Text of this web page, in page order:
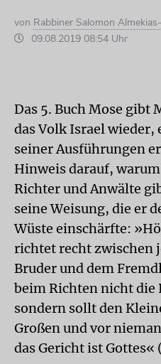
von Rabbiner Salomon
09.08.2019 08:54 Uhr
Das 5. Buch Mose gibt
das Volk Israel wieder,
seiner Ausführungen
Hinweis darauf,
Richter und Anwälte
seine Weisung, die er
Wüste einschärfte:
richtet recht zwischen
Bruder und dem
beim Richten nicht die
sondern sollt den
Großen und vor
das Gericht ist Gottes«